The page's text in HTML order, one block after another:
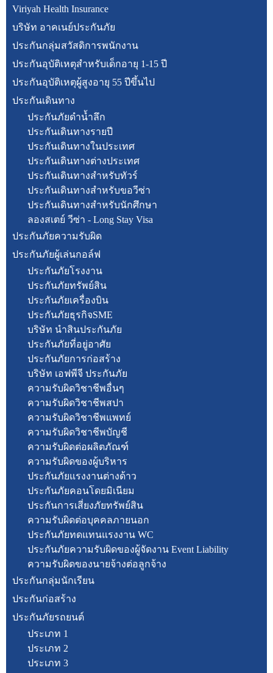
Viriyah Health Insurance
บริษัท อาคเนย์ประกันภัย
ประกันกลุ่มสวัสดิการพนักงาน
ประกันอุบัติเหตุสำหรับเด็กอายุ 1-15 ปี
ประกันอุบัติเหตุผู้สูงอายุ 55 ปีขึ้นไป
ประกันเดินทาง
ประกันภัยดำน้ำลึก
ประกันเดินทางรายปี
ประกันเดินทางในประเทศ
ประกันเดินทางต่างประเทศ
ประกันเดินทางสำหรับทัวร์
ประกันเดินทางสำหรับขอวีซ่า
ประกันเดินทางสำหรับนักศึกษา
ลองสเตย์ วีซ่า - Long Stay Visa
ประกันภัยความรับผิด
ประกันภัยผู้เล่นกอล์ฟ
ประกันภัยโรงงาน
ประกันภัยทรัพย์สิน
ประกันภัยเครื่องบิน
ประกันภัยธุรกิจSME
บริษัท นำสินประกันภัย
ประกันภัยที่อยู่อาศัย
ประกันภัยการก่อสร้าง
บริษัท เอฟพีจี ประกันภัย
ความรับผิดวิชาชีพอื่นๆ
ความรับผิดวิชาชีพสปา
ความรับผิดวิชาชีพแพทย์
ความรับผิดวิชาชีพบัญชี
ความรับผิดต่อผลิตภัณฑ์
ความรับผิดของผู้บริหาร
ประกันภัยแรงงานต่างด้าว
ประกันภัยคอนโดยมิเนียม
ประกันการเสี่ยงภัยทรัพย์สิน
ความรับผิดต่อบุคคลภายนอก
ประกันภัยทดแทนแรงงาน WC
ประกันภัยความรับผิดของผู้จัดงาน Event Liability
ความรับผิดของนายจ้างต่อลูกจ้าง
ประกันกลุ่มนักเรียน
ประกันก่อสร้าง
ประกันภัยรถยนต์
ประเภท 1
ประเภท 2
ประเภท 3